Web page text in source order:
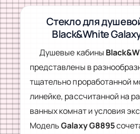
Стекло для
Black&White
Душевые кабины
представлены в
тщательно проработанной
линейке, рассчитанной на
ванных комнат и условия
МодельGalaxy G8895